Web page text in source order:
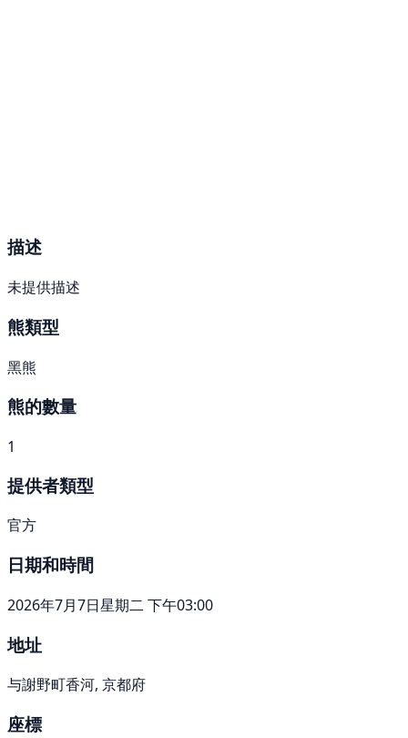
描述
未提供描述
熊類型
黑熊
熊的數量
1
提供者類型
官方
日期和時間
2026年7月7日星期二 下午03:00
地址
与謝野町香河, 京都府
座標